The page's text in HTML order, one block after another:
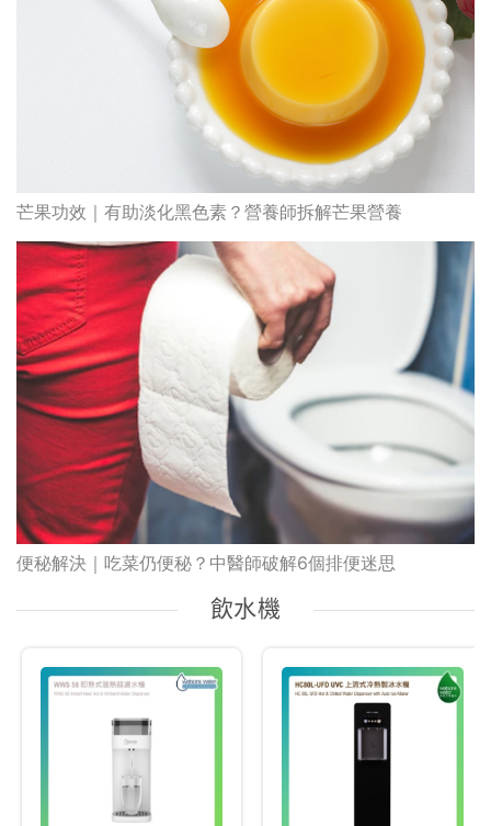
芒果功效｜有助淡化黑色素？營養師拆解芒果營養
便秘解決｜吃菜仍便秘？中醫師破解6個排便迷思